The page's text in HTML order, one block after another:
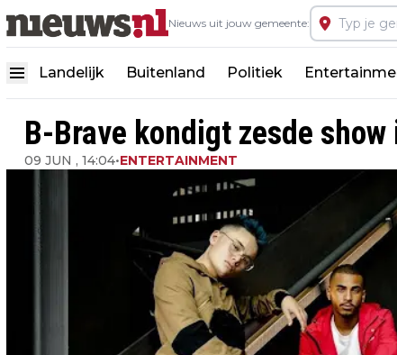
Nieuws uit jouw gemeente:
Landelijk Buitenland Politiek
B-Brave kondigt zesde show
09 JUN , 14:04•ENTERTAINMENT